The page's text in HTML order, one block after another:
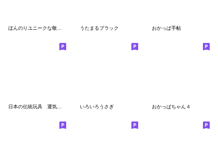
うたまるブラック おかっぱ手帖
日本の伝統玩具 運気が上がる工芸品 いろいろうさぎ おかっぱちゃん４